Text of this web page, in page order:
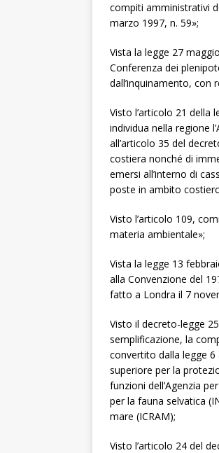
compiti amministrativi
marzo 1997, n. 59»;
Vista la legge 27
Conferenza dei
dall’inquinamento, con
Visto l’articolo 21 della
individua nella regione
all’articolo 35 del
costiera nonché di
emersi all’interno di
poste in ambito
Visto l’articolo 109,
materia ambientale»;
Vista la legge 13
alla Convenzione del
fatto a Londra il 7
Visto il decreto-legge
semplificazione, la
convertito dalla legge 6
superiore per la
funzioni dell’Agenzia
per la fauna selvatica
mare (ICRAM);
Visto l’articolo 24 del